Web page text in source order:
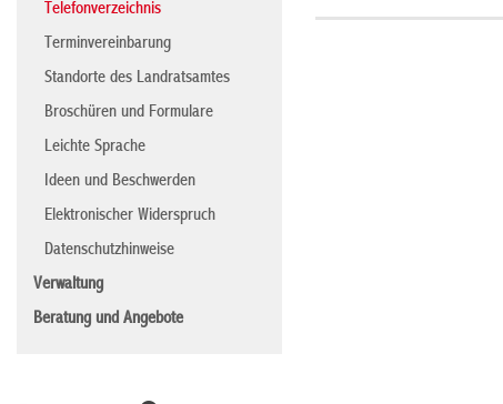
Telefonverzeichnis
Terminvereinbarung
Standorte des Landratsamtes
Broschüren und Formulare
Leichte Sprache
Ideen und Beschwerden
Elektronischer Widerspruch
Datenschutzhinweise
Verwaltung
Beratung und Angebote